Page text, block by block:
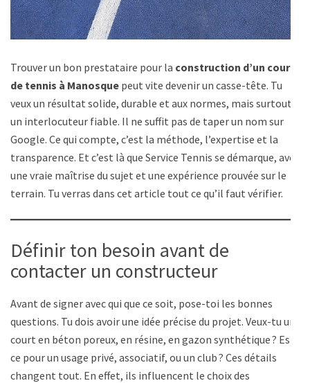
Trouver un bon prestataire pour la construction d’un court
de tennis à Manosque peut vite devenir un casse-tête. Tu
veux un résultat solide, durable et aux normes, mais surtout
un interlocuteur fiable. Il ne suffit pas de taper un nom sur
Google. Ce qui compte, c’est la méthode, l’expertise et la
transparence. Et c’est là que Service Tennis se démarque, avec
une vraie maîtrise du sujet et une expérience prouvée sur le
terrain. Tu verras dans cet article tout ce qu’il faut vérifier.
Définir ton besoin avant de
contacter un constructeur
Avant de signer avec qui que ce soit, pose-toi les bonnes
questions. Tu dois avoir une idée précise du projet. Veux-tu un
court en béton poreux, en résine, en gazon synthétique ? Est-
ce pour un usage privé, associatif, ou un club ? Ces détails
changent tout. En effet, ils influencent le choix des